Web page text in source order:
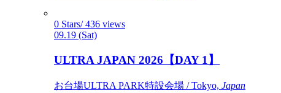
0 Stars/ 436 views
09.19 (Sat)
ULTRA JAPAN 2026【DAY 1】
お台場ULTRA PARK特設会場 / Tokyo, Japan